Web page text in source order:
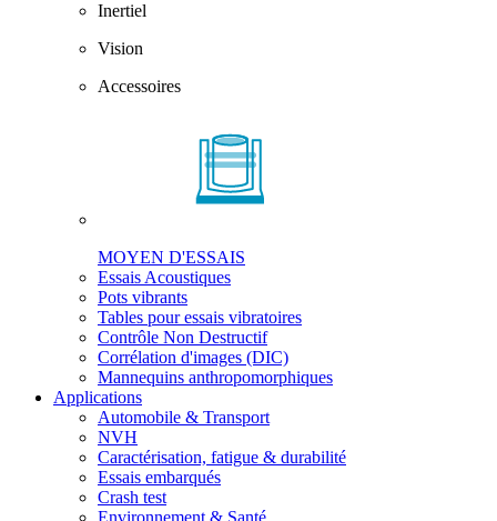
Inertiel
Vision
Accessoires
MOYEN D'ESSAIS
Essais Acoustiques
Pots vibrants
Tables pour essais vibratoires
Contrôle Non Destructif
Corrélation d'images (DIC)
Mannequins anthropomorphiques
Applications
Automobile & Transport
NVH
Caractérisation, fatigue & durabilité
Essais embarqués
Crash test
Environnement & Santé